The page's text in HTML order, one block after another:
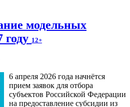
модельных
году 12+
6 апреля 2026 года начнётся
прием заявок для отбора
субъектов Российской Федерации
на предоставление субсидии из